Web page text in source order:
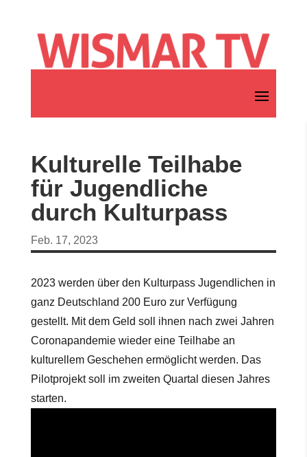
Kulturelle Teilhabe
für Jugendliche
durch Kulturpass
Feb. 17, 2023
2023 werden über den Kulturpass Jugendlichen in
ganz Deutschland 200 Euro zur Verfügung
gestellt. Mit dem Geld soll ihnen nach zwei Jahren
Coronapandemie wieder eine Teilhabe an
kulturellem Geschehen ermöglicht werden. Das
Pilotprojekt soll im zweiten Quartal diesen Jahres
starten.